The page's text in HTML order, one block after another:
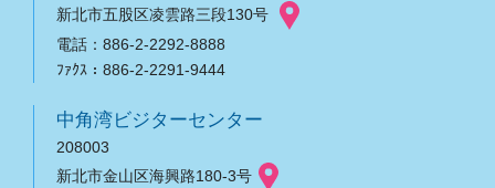
新北市五股区凌雲路三段130号
電話：886-2-2292-8888
ﾌｧｸｽ：886-2-2291-9444
中角湾ビジターセンター
208003
新北市金山区海興路180-3号